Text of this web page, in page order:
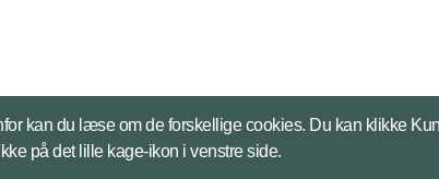
kan du læse om de forskellige cookies. Du kan klikke
på det lille kage-ikon i venstre side.